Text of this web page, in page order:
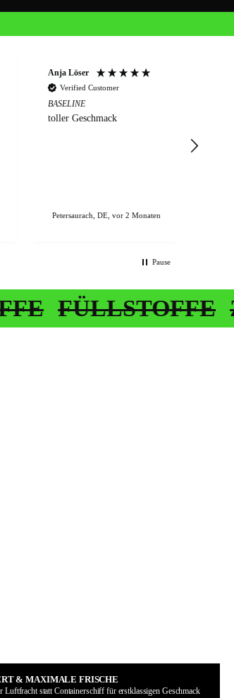
Anja Löser
Verified Customer
BASELINE
toller Geschmack
Petersaurach, DE, vor 2 Monaten
Pause
& MAXIMALE FRISCHE
Luftfracht statt Containerschiff für erstklassigen Geschmack